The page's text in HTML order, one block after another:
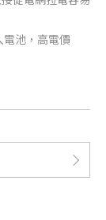
池，高電價